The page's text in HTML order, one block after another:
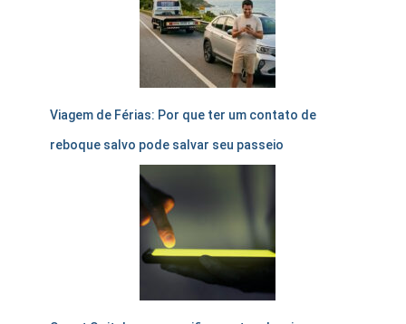
Viagem de Férias: Por que ter um contato de
reboque salvo pode salvar seu passeio